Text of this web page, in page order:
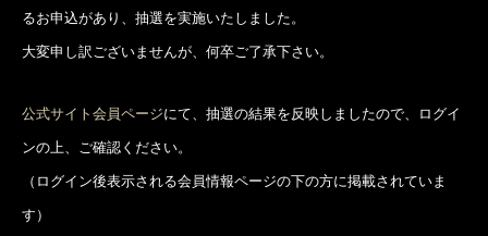
るお申込があり、抽選を実施いたしました。
大変申し訳ございませんが、何卒ご了承下さい。
公式サイト会員ページにて、抽選の結果を反映しましたので、ログイ
ンの上、ご確認ください。
（ログイン後表示される会員情報ページの下の方に掲載されていま
す）